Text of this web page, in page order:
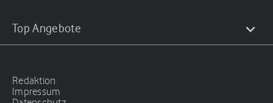
Top Angebote
Redaktion
Impressum